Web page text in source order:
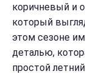
коричневый и
который
этом сезоне
деталью,
простой